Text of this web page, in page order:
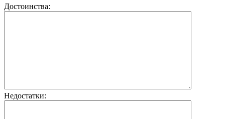
Достоинства:
Недостатки: